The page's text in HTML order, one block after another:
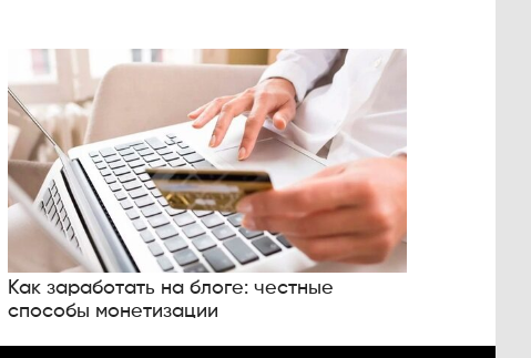
Как заработать на блоге: честные
способы монетизации